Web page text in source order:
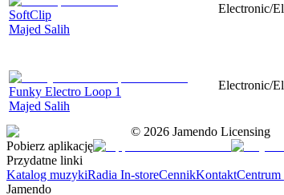
SoftClip
Majed Salih
Electronic/
Funky Electro Loop 1
Majed Salih
Electronic/
© 2026 Jamendo Licensing
Pobierz aplikację
Przydatne linki
Katalog muzykiRadia In-storeCennikKontakt
Jamendo